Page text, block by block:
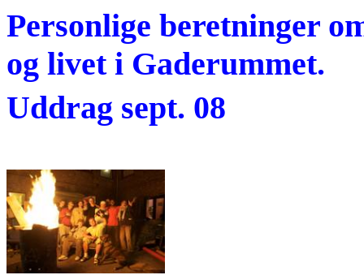
Personlige beretninger
og livet i Gaderummet.
Uddrag sept. 08